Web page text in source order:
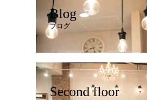
Blog
ブログ
Second floor